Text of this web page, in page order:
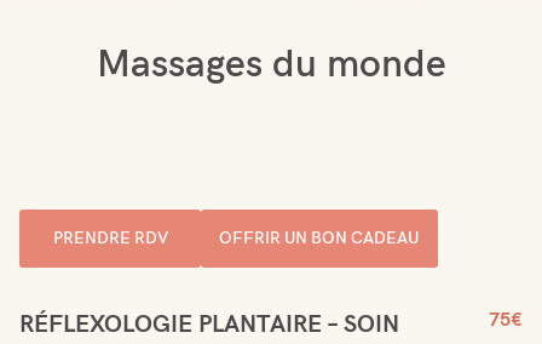
Massages du monde
PRENDRE RDV OFFRIR UN BON CADEAU
RÉFLEXOLOGIE PLANTAIRE – SOIN
75€